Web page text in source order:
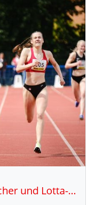
EM-Normen für Luna Fischer und Lotta-Henrike Werner